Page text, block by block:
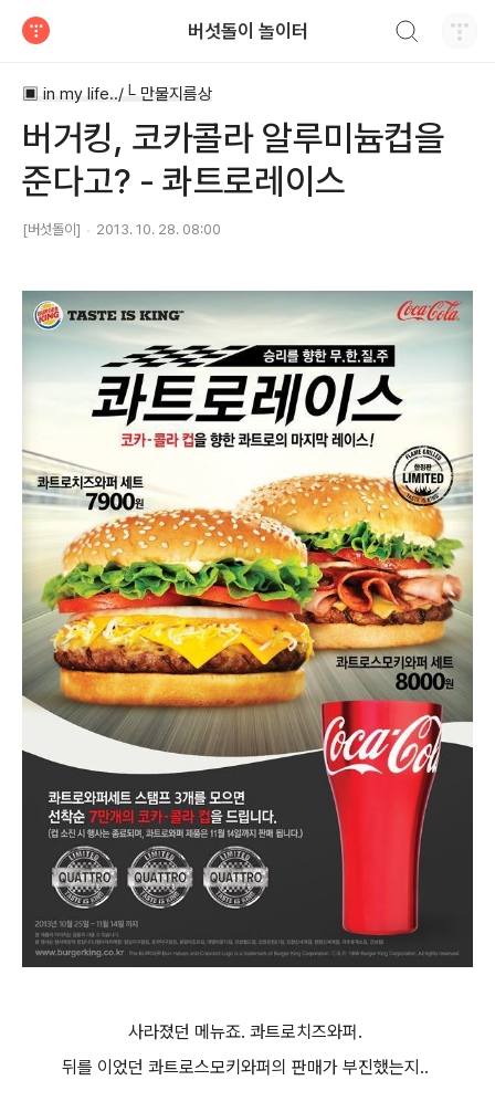
버섯돌이 놀이터
▣ in my life../└ 만물지름상
버거킹, 코카콜라 알루미늄컵을
준다고? - 콰트로레이스
[버섯돌이] 2013. 10. 28. 08:00
사라졌던 메뉴죠. 콰트로치즈와퍼.
뒤를 이었던 콰트로스모키와퍼의 판매가 부진했는지..